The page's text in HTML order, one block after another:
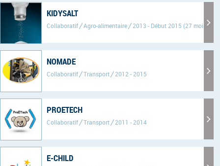
KIDYSALT
Collaboratif Agro-alimentaire 2013 - Début 2015 (27 mois)
NOMADE
Collaboratif Transport 2012 - 2015
PROETECH
Collaboratif Transport 2011 - 2014
E-CHILD